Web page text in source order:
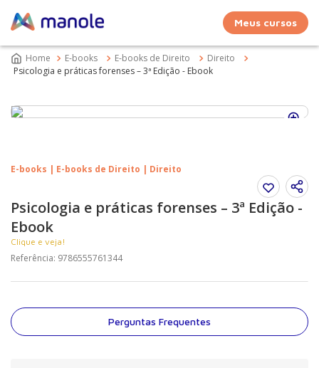
Meus cursos
E-books E-books de Direito
Direito
Psicologia e práticas forenses – 3ª Edição - Ebook
E-books | E-books de Direito | Direito
Psicologia e práticas forenses – 3ª Edição -
Ebook
Clique e veja!
Referência: 9786555761344
Perguntas Frequentes